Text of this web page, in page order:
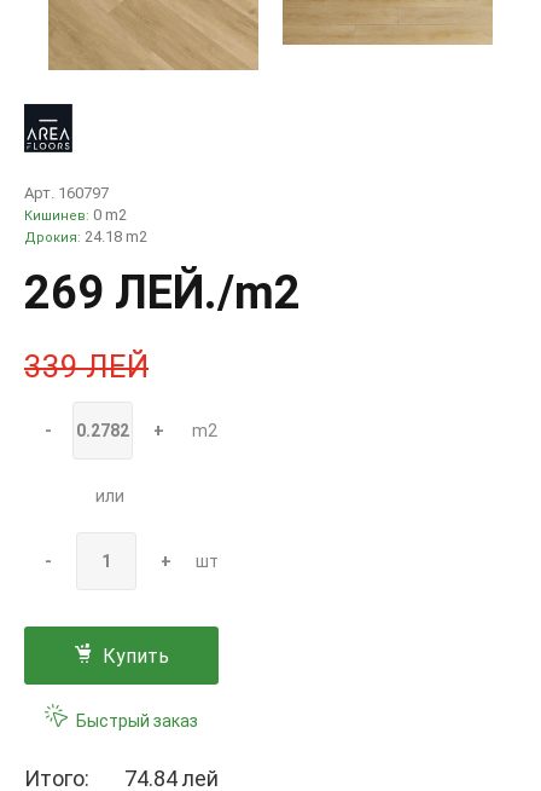
Арт. 160797
Кишинев: 0 m2
Дрокия: 24.18 m2
269 ЛЕЙ./m2
339 ЛЕЙ
- + m2
или
- + шт
Купить
Быстрый заказ
Итого: 74.84 лей